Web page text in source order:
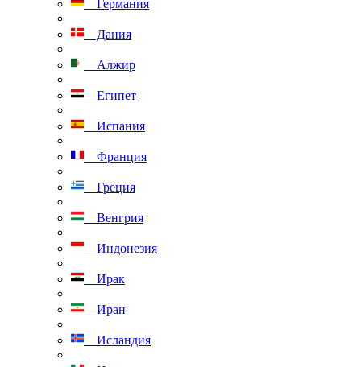
Германия
Дания
Алжир
Египет
Испания
Франция
Греция
Венгрия
Индонезия
Ирак
Иран
Исландия